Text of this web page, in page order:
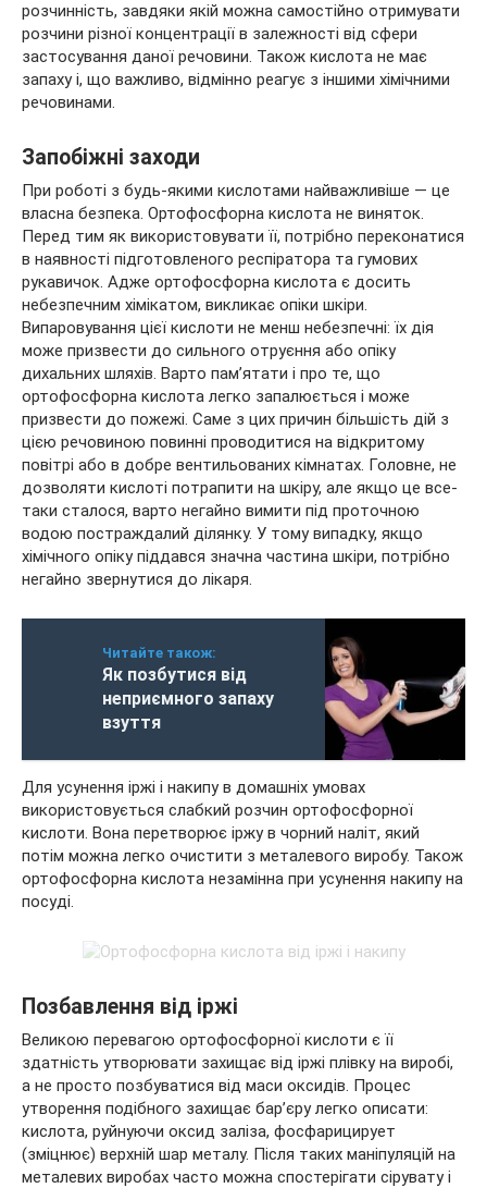
розчинність, завдяки якій можна самостійно отримувати
розчини різної концентрації в залежності від сфери
застосування даної речовини. Також кислота не має
запаху і, що важливо, відмінно реагує з іншими хімічними
речовинами.
Запобіжні заходи
При роботі з будь-якими кислотами найважливіше — це
власна безпека. Ортофосфорна кислота не виняток.
Перед тим як використовувати її, потрібно переконатися
в наявності підготовленого респіратора та гумових
рукавичок. Адже ортофосфорна кислота є досить
небезпечним хімікатом, викликає опіки шкіри.
Випаровування цієї кислоти не менш небезпечні: їх дія
може призвести до сильного отруєння або опіку
дихальних шляхів. Варто пам’ятати і про те, що
ортофосфорна кислота легко запалюється і може
призвести до пожежі. Саме з цих причин більшість дій з
цією речовиною повинні проводитися на відкритому
повітрі або в добре вентильованих кімнатах. Головне, не
дозволяти кислоті потрапити на шкіру, але якщо це все-
таки сталося, варто негайно вимити під проточною
водою постраждалий ділянку. У тому випадку, якщо
хімічного опіку піддався значна частина шкіри, потрібно
негайно звернутися до лікаря.
Читайте також:
Як позбутися від
неприємного запаху
взуття
Для усунення іржі і накипу в домашніх умовах
використовується слабкий розчин ортофосфорної
кислоти. Вона перетворює іржу в чорний наліт, який
потім можна легко очистити з металевого виробу. Також
ортофосфорна кислота незамінна при усунення накипу на
посуді.
Позбавлення від іржі
Великою перевагою ортофосфорної кислоти є її
здатність утворювати захищає від іржі плівку на виробі,
а не просто позбуватися від маси оксидів. Процес
утворення подібного захищає бар’єру легко описати:
кислота, руйнуючи оксид заліза, фосфарицирует
(зміцнює) верхній шар металу. Після таких маніпуляцій на
металевих виробах часто можна спостерігати сірувату і